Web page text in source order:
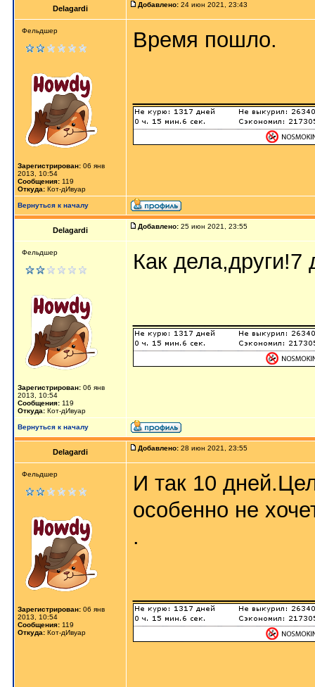
Delagardi Добавлено: 24 июн 2021, 23:43
Фельдшер
Зарегистрирован: 06 янв
2013, 10:54
Сообщения: 119
Откуда: Кот-дИвуар
Время пошло.
Вернуться к началу
Delagardi Добавлено: 25 июн 2021, 23:55
Фельдшер
Зарегистрирован: 06 янв
2013, 10:54
Сообщения: 119
Откуда: Кот-дИвуар
Как дела,други!7
Вернуться к началу
Delagardi Добавлено: 28 июн 2021, 23:55
Фельдшер
Зарегистрирован: 06 янв
2013, 10:54
Сообщения: 119
Откуда: Кот-дИвуар
И так 10
особенно не
.